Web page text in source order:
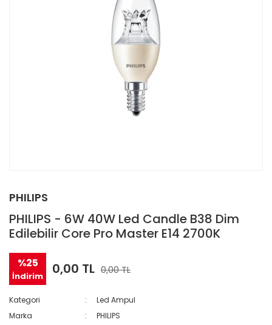
PHILIPS
PHILIPS - 6W 40W Led Candle B38 Dim
Edilebilir Core Pro Master E14 2700K
%25
İndirim 0,00 TL 0,00 TL
Kategori
Led Ampul
Marka
PHILIPS